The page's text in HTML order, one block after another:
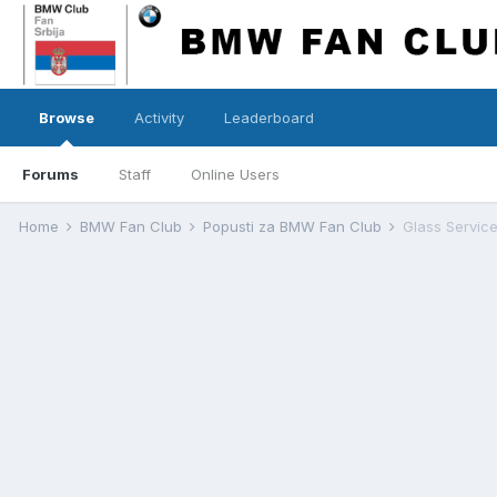
Browse
Forums Staff Online Users
Activity Leaderboard
Home BMW Fan Club Popusti za BMW Fan Club Glass